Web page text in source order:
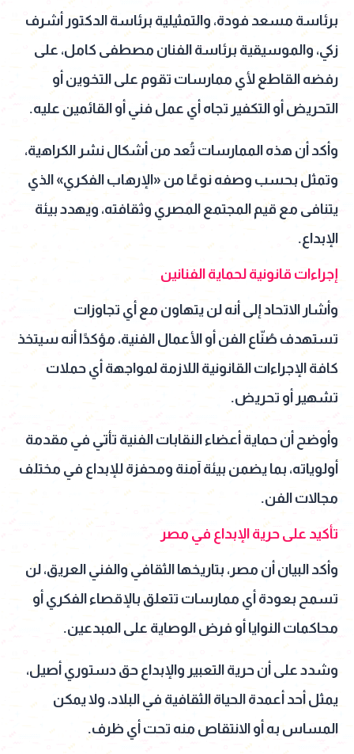
برئاسة مسعد فودة، والتمثيلية برئاسة الدكتور أشرف
زكي، والموسيقية برئاسة الفنان مصطفى كامل، على
رفضه القاطع لأي ممارسات تقوم على التخوين أو
التحريض أو التكفير تجاه أي عمل فني أو القائمين عليه.
وأكد أن هذه الممارسات تُعد من أشكال نشر الكراهية،
وتمثل بحسب وصفه نوعًا من «الإرهاب الفكري» الذي
يتنافى مع قيم المجتمع المصري وثقافته، ويهدد بيئة
الإبداع.
إجراءات قانونية لحماية الفنانين
وأشار الاتحاد إلى أنه لن يتهاون مع أي تجاوزات
تستهدف صُنّاع الفن أو الأعمال الفنية، مؤكدًا أنه سيتخذ
كافة الإجراءات القانونية اللازمة لمواجهة أي حملات
تشهير أو تحريض.
وأوضح أن حماية أعضاء النقابات الفنية تأتي في مقدمة
أولوياته، بما يضمن بيئة آمنة ومحفزة للإبداع في مختلف
مجالات الفن.
تأكيد على حرية الإبداع في مصر
وأكد البيان أن مصر، بتاريخها الثقافي والفني العريق، لن
تسمح بعودة أي ممارسات تتعلق بالإقصاء الفكري أو
محاكمات النوايا أو فرض الوصاية على المبدعين.
وشدد على أن حرية التعبير والإبداع حق دستوري أصيل،
يمثل أحد أعمدة الحياة الثقافية في البلاد، ولا يمكن
المساس به أو الانتقاص منه تحت أي ظرف.